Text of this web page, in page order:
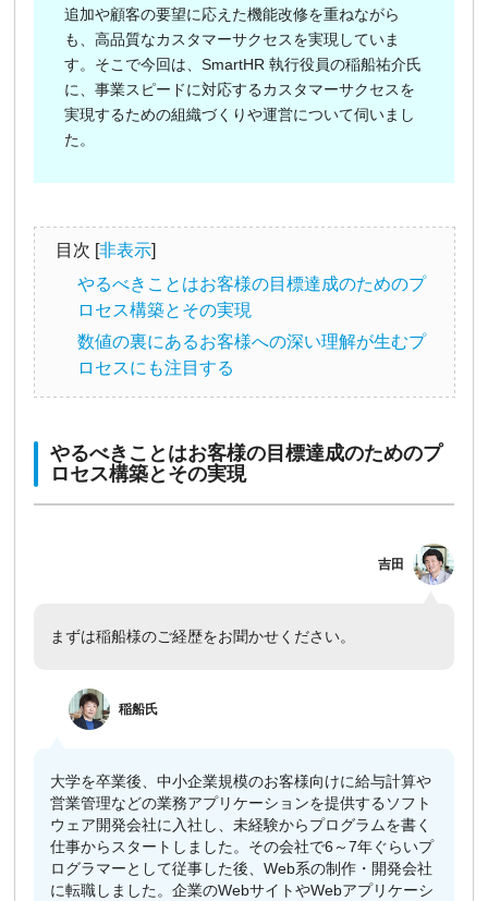
追加や顧客の要望に応えた機能改修を重ねながら
も、高品質なカスタマーサクセスを実現していま
す。そこで今回は、SmartHR 執行役員の稲船祐介氏
に、事業スピードに対応するカスタマーサクセスを
実現するための組織づくりや運営について伺いまし
た。
目次 [非表示]
やるべきことはお客様の目標達成のためのプ
ロセス構築とその実現
数値の裏にあるお客様への深い理解が生むプ
ロセスにも注目する
やるべきことはお客様の目標達成のためのプ
ロセス構築とその実現
吉田
まずは稲船様のご経歴をお聞かせください。
​ 稲船氏
大学を卒業後、中小企業規模のお客様向けに給与計算や
営業管理などの業務アプリケーションを提供するソフト
ウェア開発会社に入社し、未経験からプログラムを書く
仕事からスタートしました。その会社で6～7年ぐらいプ
ログラマーとして従事した後、Web系の制作・開発会社
に転職しました。企業のWebサイトやWebアプリケーシ